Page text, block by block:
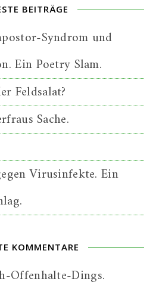
BEITRÄGE
Syndrom und
Ein Poetry Slam.
Feldsalat?
Sache.
Virusinfekte. Ein
KOMMENTARE
Offenhalte-Dings.